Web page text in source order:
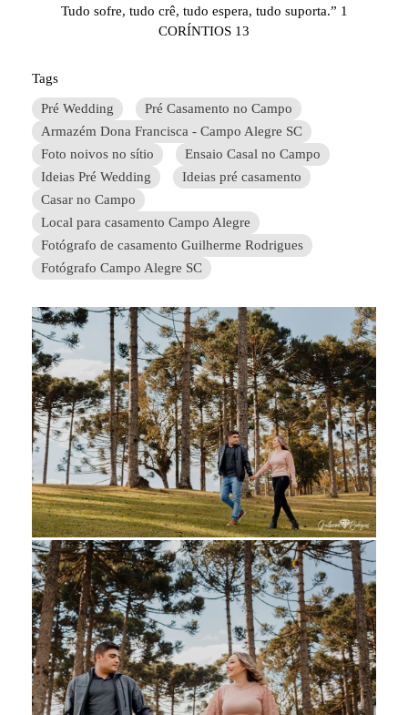
Tudo sofre, tudo crê, tudo espera, tudo suporta.” 1
CORÍNTIOS 13
Tags
Pré Wedding
Pré Casamento no Campo
Armazém Dona Francisca - Campo Alegre SC
Foto noivos no sítio
Ensaio Casal no Campo
Ideias Pré Wedding
Ideias pré casamento
Casar no Campo
Local para casamento Campo Alegre
Fotógrafo de casamento Guilherme Rodrigues
Fotógrafo Campo Alegre SC